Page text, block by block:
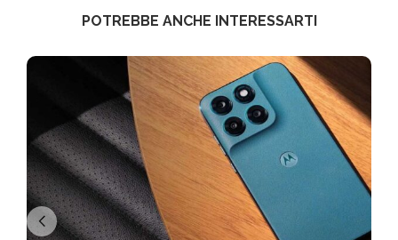
POTREBBE ANCHE INTERESSARTI